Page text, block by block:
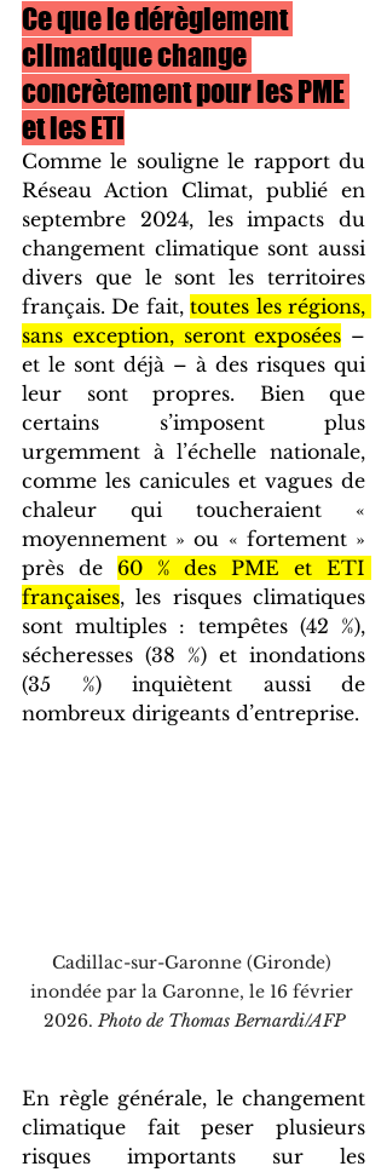
Ce que le dérèglement
climatique change
concrètement pour les PME
et les ETI
Comme le souligne le rapport du
Réseau Action Climat, publié en
septembre 2024, les impacts du
changement climatique sont aussi
divers que le sont les territoires
français. De fait, toutes les régions,
sans exception, seront exposées –
et le sont déjà – à des risques qui
leur sont propres. Bien que
certains s’imposent plus
urgemment à l’échelle nationale,
comme les canicules et vagues de
chaleur qui toucheraient «
moyennement » ou « fortement »
près de 60 % des PME et ETI
françaises, les risques climatiques
sont multiples : tempêtes (42 %),
sécheresses (38 %) et inondations
(35 %) inquiètent aussi de
nombreux dirigeants d’entreprise.
Cadillac-sur-Garonne (Gironde)
inondée par la Garonne, le 16 février
2026. Photo de Thomas Bernardi/AFP
En règle générale, le changement
climatique fait peser plusieurs
risques importants sur les